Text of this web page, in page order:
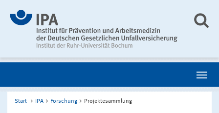
Start IPA Forschung Projektesammlung